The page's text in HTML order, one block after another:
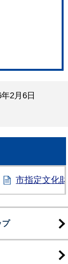
2月6日
市指定文化
プ